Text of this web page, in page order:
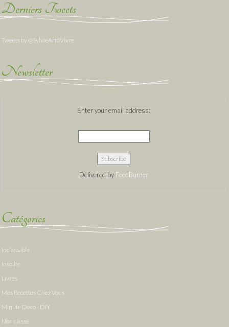
Derniers Tweets
Tweets by @SylvieArtdVivre
Newsletter
Enter your email address:
Delivered by FeedBurner
Catégories
Inclassable
Insolite
Livres
Mes Recettes Chez Vous
Minute Deco - DIY
Non classé